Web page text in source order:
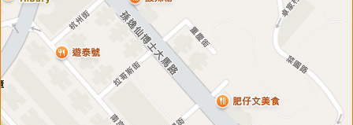
H222C
濠庭都會C
代購 集運

詳情